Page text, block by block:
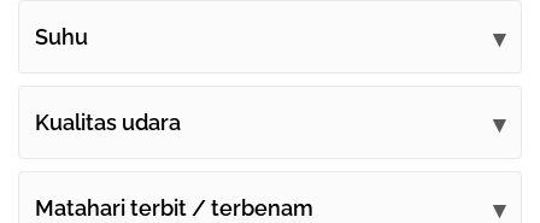
Suhu
Kualitas udara
Matahari terbit / terbenam